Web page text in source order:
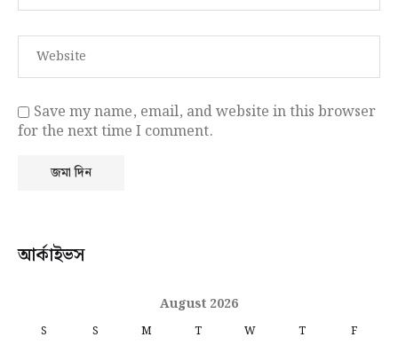
Save my name, email, and website in this browser
for the next time I comment.
আর্কাইভস
August 2026
S S M T W T F